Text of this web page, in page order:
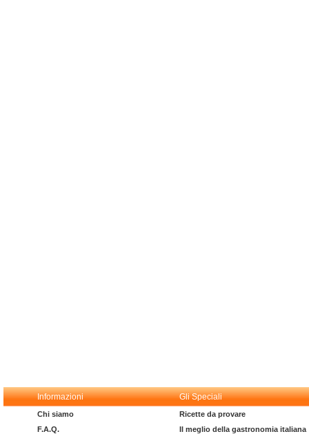
Informazioni Gli Speciali
Chi siamo
F.A.Q.
Ricette da provare
Il meglio della gastronomia italiana